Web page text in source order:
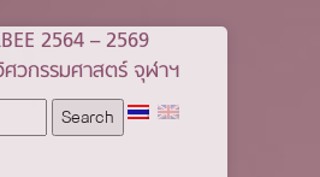
2564 – 2569
ศวกรรมศาสตร์ จุฬาฯ